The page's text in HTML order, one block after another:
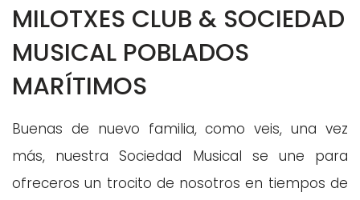
MILOTXES CLUB & SOCIEDAD
MUSICAL POBLADOS
MARÍTIMOS
Buenas de nuevo familia, como veis, una vez
más, nuestra Sociedad Musical se une para
ofreceros un trocito de nosotros en tiempos de